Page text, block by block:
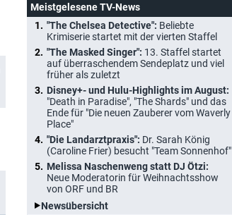
Meistgelesene TV-News
"The Chelsea Detective": Beliebte
Krimiserie startet mit der vierten Staffel
"The Masked Singer": 13. Staffel startet
auf überraschendem Sendeplatz und viel
früher als zuletzt
Disney+- und Hulu-Highlights im August:
"Death in Paradise", "The Shards" und das
Ende für "Die neuen Zauberer vom Waverly
Place"
"Die Landarztpraxis": Dr. Sarah König
(Caroline Frier) besucht "Team Sonnenhof"
Melissa Naschenweng statt DJ Ötzi:
Neue Moderatorin für Weihnachtsshow
von ORF und BR
Newsübersicht